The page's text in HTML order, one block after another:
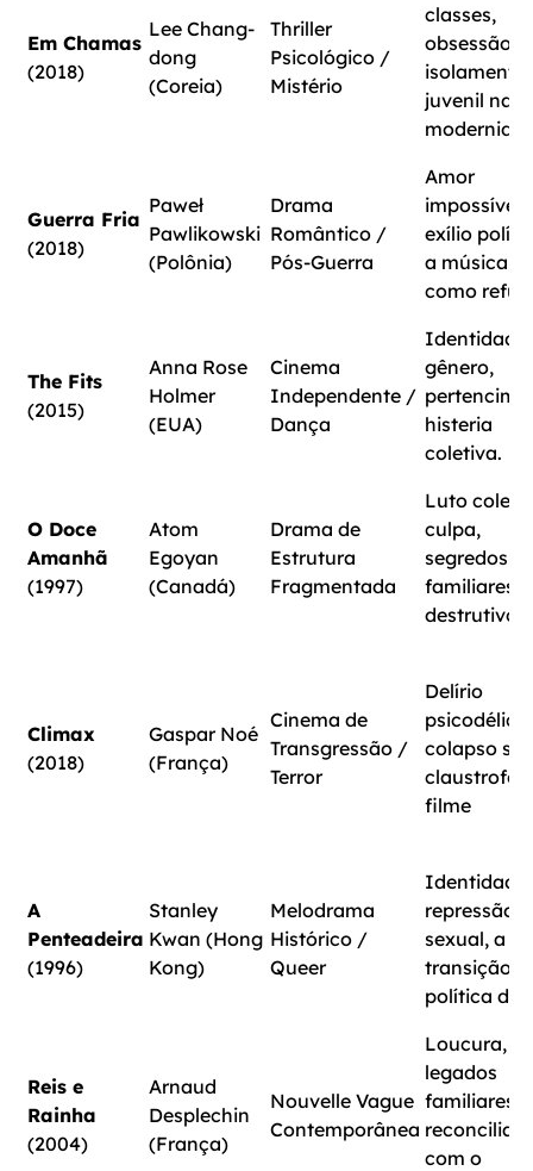
Em Chamas
(2018)
Lee Chang-
dong
(Coreia)
Thriller
Psicológico /
Mistério
classes,
obsessão,
isolamento
juvenil na
Guerra Fria
(2018)
Paweł
Pawlikowski
(Polônia)
Drama
Romântico /
Pós-Guerra
Amor
impossível,
exílio
a música
como
The Fits
(2015)
Anna Rose
Holmer
(EUA)
Cinema
Independente /
Dança
Identidade
gênero,
histeria
coletiva.
O Doce
Amanhã
(1997)
Atom
Egoyan
(Canadá)
Drama de
Estrutura
Fragmentada
Luto
culpa,
segredos
familiares
destrutivos.
Climax
(2018)
Gaspar Noé
(França)
Cinema de
Transgressão /
Terror
Delírio
psicodélico,
colapso
filme
A
Penteadeira
(1996)
Stanley
Kwan (Hong
Kong)
Melodrama
Histórico /
Queer
Identidade,
repressão
sexual, a
transição
política de
Reis e
Rainha
(2004)
Arnaud
Desplechin
(França)
Nouvelle Vague
Contemporânea
Loucura,
legados
familiares,
com o